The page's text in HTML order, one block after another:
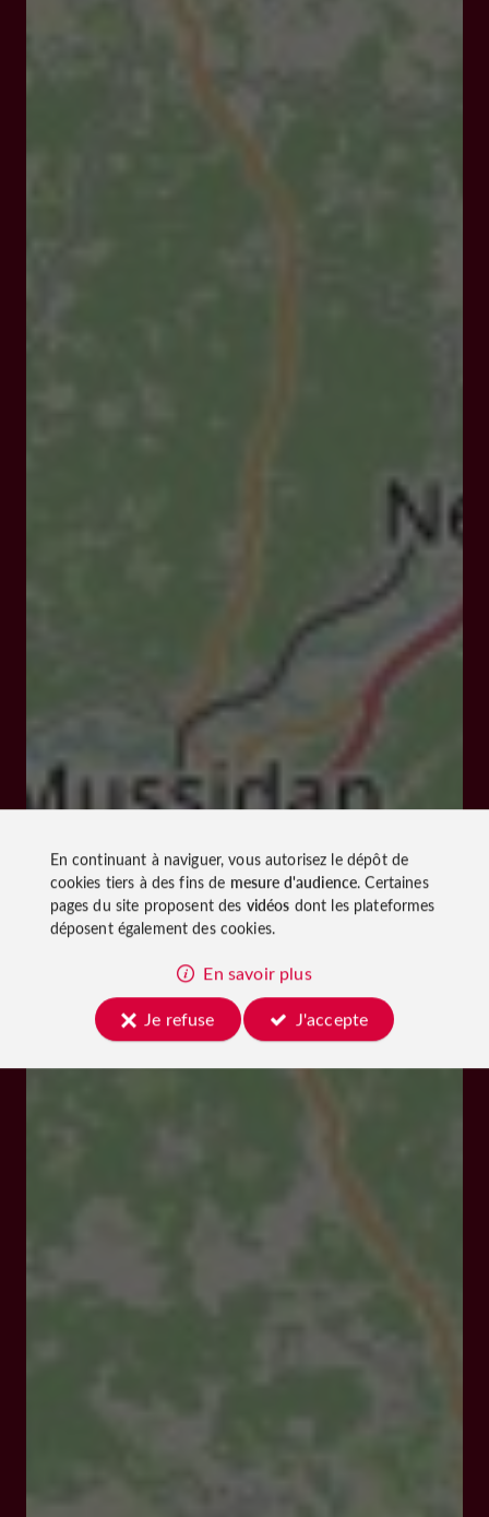
En continuant à naviguer, vous autorisez le dépôt de
cookies tiers à des fins de mesure d'audience. Certaines
pages du site proposent des vidéos dont les plateformes
déposent également des cookies.
En savoir plus
Je refuse
J'accepte